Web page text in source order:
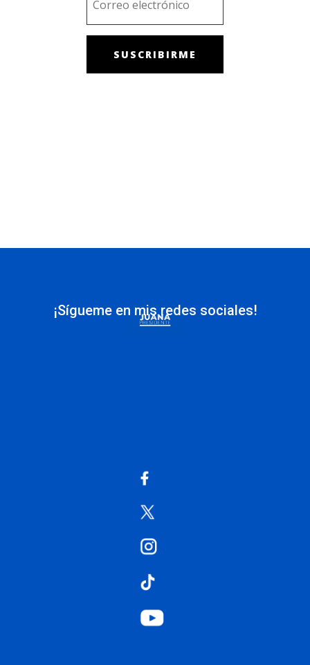
SUSCRIBIRME
¡Sígueme en mis redes sociales!